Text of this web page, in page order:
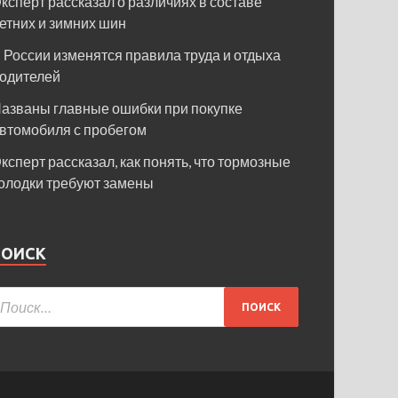
и зимних шин
России изменятся правила труда и отдыха
главные ошибки при покупке
с пробегом
рассказал, как понять, что тормозные
требуют замены